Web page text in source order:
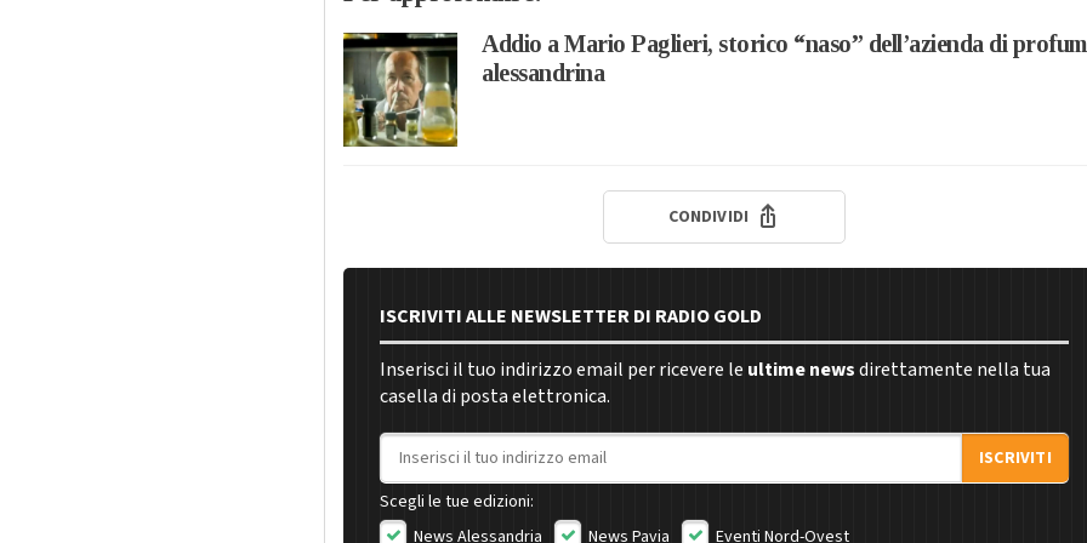
Addio a Mario Paglieri, storico “naso” dell’azienda di
alessandrina
CONDIVIDI
ISCRIVITI ALLE NEWSLETTER DI RADIO GOLD
Inserisci il tuo indirizzo email per ricevere le ultime newsdirettamente nella tua
casella di posta elettronica.
Indirizzo email
ISCRIVITI
Scegli le tue edizioni:
News Alessandria
News Pavia Eventi Nord-Ovest